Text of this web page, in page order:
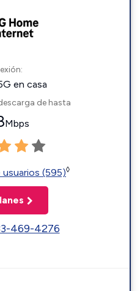
en casa
de hasta
Mbps
(595)◊
469-4276